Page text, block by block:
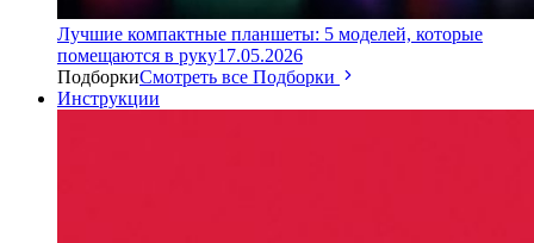
Лучшие компактные планшеты: 5 моделей, которые
помещаются в руку17.05.2026
ПодборкиСмотреть все Подборки
Инструкции